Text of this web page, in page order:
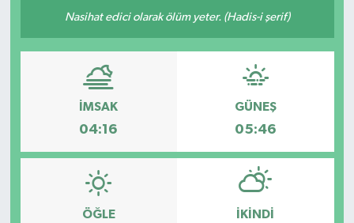
Nasihat edici olarak ölüm yeter. (Hadis-i şerif)
İMSAK
04:16
GÜNEŞ
05:46
ÖĞLE İKINDI